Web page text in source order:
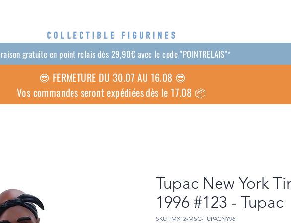
gratuite en point relais dès 29,90€ avec le code "POINTRELAIS"*
😎 FERMETURE DU 30.07 AU 16.08 😎
Vos commandes seront expédiées dès le 17.08 📦
Tupac New York
1996 #123 - Tupac
SKU : MX12-MSC-TUPACNY96